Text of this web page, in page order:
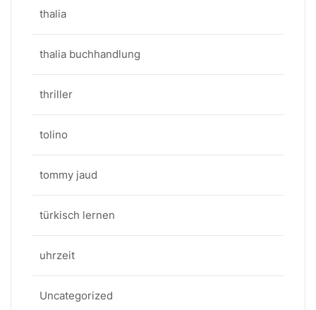
thalia
thalia buchhandlung
thriller
tolino
tommy jaud
türkisch lernen
uhrzeit
Uncategorized